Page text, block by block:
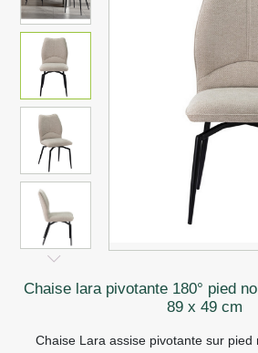
chaise lara pivotante 180° pied noir tissu ecru 45.5 x
89 x 49 cm
Chaise Lara assise pivotante sur pied